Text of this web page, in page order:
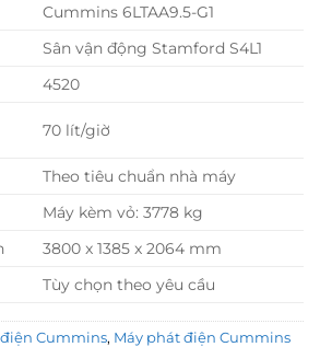
Cummins 6LTAA9.5-G1
Sân vận động Stamford S4L1
4520
70 lít/giờ
Theo tiêu chuẩn nhà máy
Máy kèm vỏ: 3778 kg
3800 x 1385 x 2064 mm
Tùy chọn theo yêu cầu
Cummins, Máy phát điện Cummins